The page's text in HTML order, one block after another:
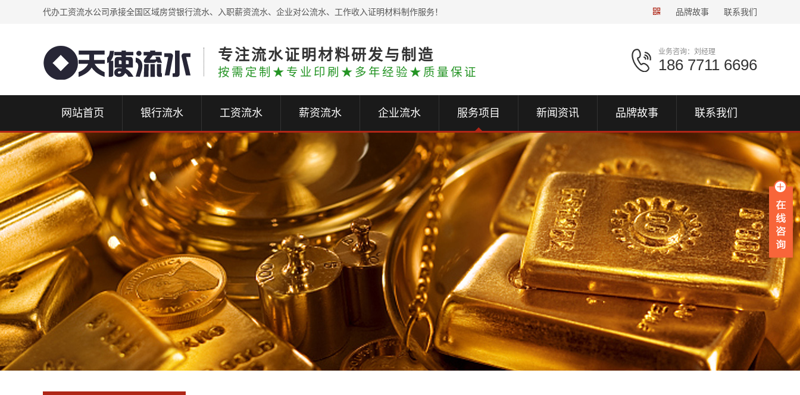
代办工资流水公司承接全国区域房贷银行流水、入职薪资流水、企业对公流水、工作收入证明材料制作服务！ 品牌故事 联系我们
专注流水证明材料研发与制造
按需定制★专业印刷★多年经验★质量保证
业务咨询：刘经理
186 7711 6696
网站首页 银行流水 工资流水 薪资流水 企业流水 服务项目 新闻资讯 品牌故事 联系我们